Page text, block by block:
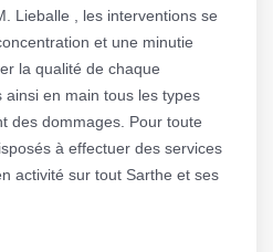
Lieballe , les interventions se
et une minutie
la qualité de chaque
en main tous les types
des dommages. Pour toute
à effectuer des services
activité sur tout Sarthe et ses